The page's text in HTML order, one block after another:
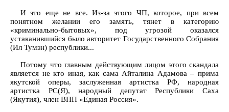
И это еще не все. Из-за этого ЧП, которое, при всем
понятном желании его замять, тянет в категорию
«криминально-бытовых», под угрозой оказался
устаканившийся было авторитет Государственного Собрания
(Ил Тумэн) республики...
Потому что главным действующим лицом этого скандала
является не кто иная, как сама Айталина Адамова – прима
якутской оперы, заслуженная артистка РФ, народная
артистка РС(Я), народный депутат Республики Саха
(Якутия), член ВПП «Единая Россия».